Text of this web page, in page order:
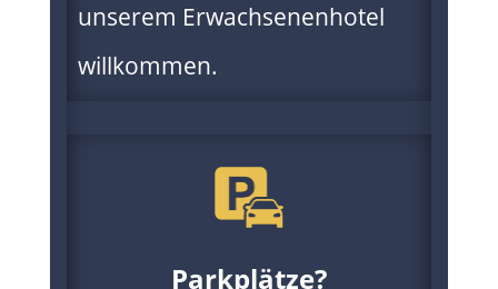
unserem Erwachsenenhotel
willkommen.
Parkplätze?